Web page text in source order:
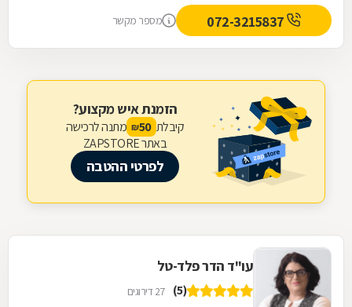
מספר מקשר
הזמנת איש מקצוע?
קיבלת 50
₪ מתנה לרכישה
באתר ZAPSTORE
לפרטי ההטבה
עו"ד הדר פלד-טל
(5) 27 דירוגים